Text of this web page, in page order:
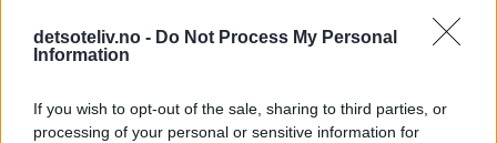
detsoteliv.no - Do Not Process My Personal
Information
If you wish to opt-out of the sale, sharing to third parties, or
processing of your personal or sensitive information for